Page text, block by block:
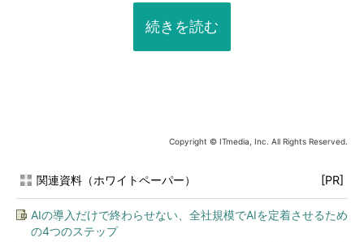
続きを読む
Copyright © ITmedia, Inc. All Rights Reserved.
関連資料（ホワイトペーパー） [PR]
AIの導入だけで終わらせない、全社規模でAIを定着させるため
の4つのステップ